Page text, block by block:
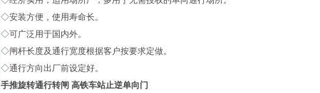
◇安装方便，使用寿命长。
◇可广泛用于国内外。
◇闸杆长度及通行宽度根据客户按要求定做。
◇通行方向出厂前设定好。
手推旋转通行转闸 高铁车站止逆单向门